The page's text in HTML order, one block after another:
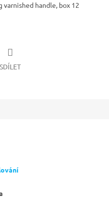
varnished handle, box 12
SDÍLET